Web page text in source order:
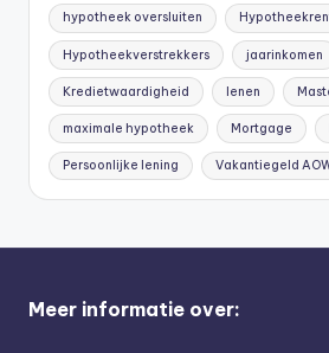
hypotheek oversluiten
Hypotheekverstrekkers jaarinkomen
Kredietwaardigheid lenen
maximale hypotheek Mortgage
Persoonlijke lening Vakantiegeld
Meer informatie over: